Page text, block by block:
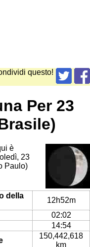
questo!
Per 23
è
23
Paulo)
della
12h52m
02:02
14:54
150,442,618
km